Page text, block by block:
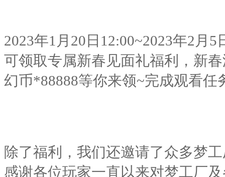
2023年1 月 20 日 12:00~2023年2 月 5
可领取专属新春见面礼福利，新
幻币*88888等你来领~完成观看任
除了福利，我们还邀请了众多梦
感谢各位玩家一直以来对梦工厂